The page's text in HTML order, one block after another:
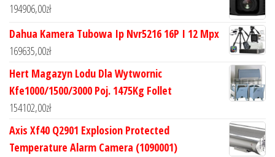
194906,00zł
Dahua Kamera Tubowa Ip Nvr5216 16P I 12 Mpx
169635,00zł
Hert Magazyn Lodu Dla Wytwornic
Kfe1000/1500/3000 Poj. 1475Kg Follet
154102,00zł
Axis Xf40 Q2901 Explosion Protected
Temperature Alarm Camera (1090001)